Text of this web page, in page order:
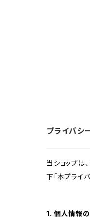
プライバシ
当ショップは
下「本プライ
1. 個人情報